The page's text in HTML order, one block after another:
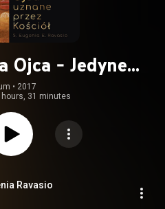
Ojca - Jedyne
Uznane Przez
• 2017
hours, 31 minutes
Ravasio